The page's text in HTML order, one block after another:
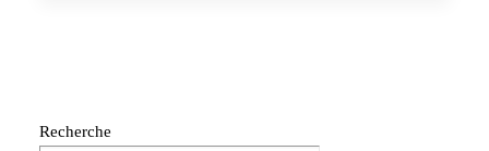
Recherche